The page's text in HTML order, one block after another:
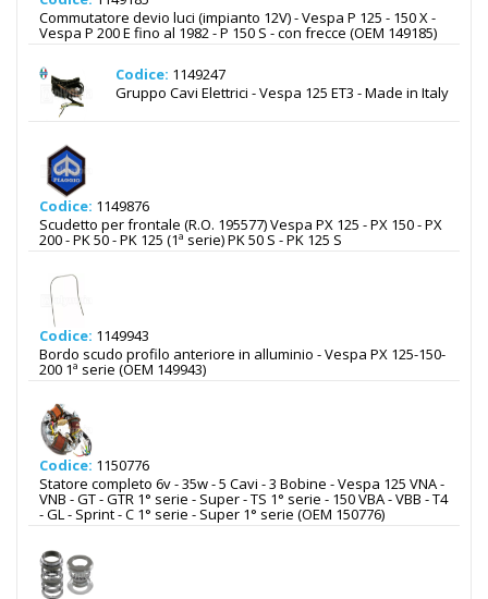
Commutatore devio luci (impianto 12V) - Vespa P 125 - 150 X -
Vespa P 200 E fino al 1982 - P 150 S - con frecce (OEM 149185)
Codice: 1149247
Gruppo Cavi Elettrici - Vespa 125 ET3 - Made in Italy
Codice: 1149876
Scudetto per frontale (R.O. 195577) Vespa PX 125 - PX 150 - PX
200 - PK 50 - PK 125 (1ª serie) PK 50 S - PK 125 S
Codice: 1149943
Bordo scudo profilo anteriore in alluminio - Vespa PX 125-150-
200 1ª serie (OEM 149943)
Codice: 1150776
Statore completo 6v - 35w - 5 Cavi - 3 Bobine - Vespa 125 VNA -
VNB - GT - GTR 1° serie - Super - TS 1° serie - 150 VBA - VBB - T4
- GL - Sprint - C 1° serie - Super 1° serie (OEM 150776)